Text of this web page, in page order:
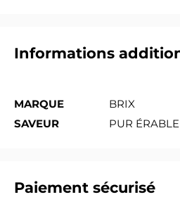
Informations
MARQUE
BRIX
SAVEUR
PUR ÉRABLE
Paiement sécurisé